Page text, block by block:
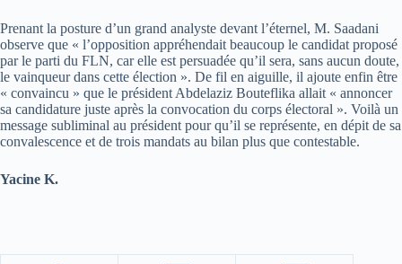
Prenant la posture d’un grand analyste devant l’éternel, M. Saadani
observe que « l’opposition appréhendait beaucoup le candidat proposé
par le parti du FLN, car elle est persuadée qu’il sera, sans aucun doute,
le vainqueur dans cette élection ». De fil en aiguille, il ajoute enfin être
« convaincu » que le président Abdelaziz Bouteflika allait « annoncer
sa candidature juste après la convocation du corps électoral ». Voilà un
message subliminal au président pour qu’il se représente, en dépit de sa
convalescence et de trois mandats au bilan plus que contestable.
Yacine K.